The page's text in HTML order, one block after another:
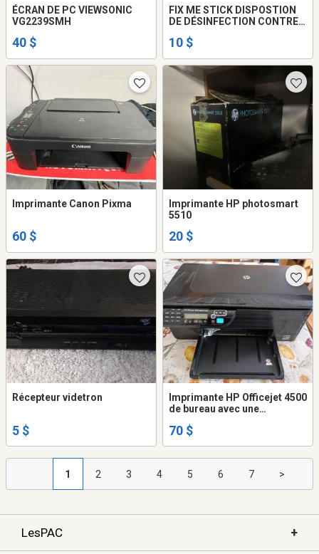
ÉCRAN DE PC VIEWSONIC
VG2239SMH
40 $
FIX ME STICK DISPOSTION
DE DÉSINFECTION CONTRE
POUR 1 AN BOÎTE NEUVE
VOIR!
10 $
Imprimante Canon Pixma
60 $
Imprimante HP photosmart
5510
20 $
Récepteur videtron
5 $
Imprimante HP Officejet 4500
de bureau avec une
neuve.
70 $
1 2 3 4 5 6 7 >
LesPAC +